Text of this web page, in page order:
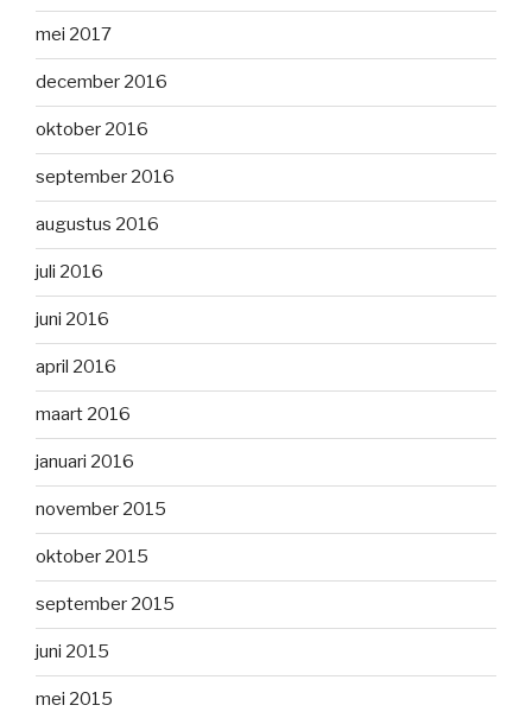
mei 2017
december 2016
oktober 2016
september 2016
augustus 2016
juli 2016
juni 2016
april 2016
maart 2016
januari 2016
november 2015
oktober 2015
september 2015
juni 2015
mei 2015